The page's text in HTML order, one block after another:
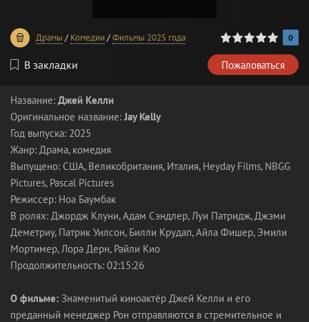
Драмы / Комедии /Фильмы 2025 года
0 1 2 3 0
В закладки Пожаловаться
Название: Джей Келли
Оригинальное название:Jay Kelly
Год выпуска: 2025
Жанр: Драма, комедия
Выпущено: США, Великобритания, Италия, Heyday Films, NBGG
Pictures, Pascal Pictures
Режиссер: Ноа Баумбак
В ролях: Джордж Клуни, Адам Сэндлер, Луи Патридж, Джэми
Деметриу, Патрик Уилсон, Билли Крудап, Айла Фишер, Эмили
Мортимер, Лора Дерн, Райли Кио
Продолжительность: 02:15:26
О фильме: Знаменитый киноактёр Джей Келли и его
преданный менеджер Рон отправляются в стремительное и